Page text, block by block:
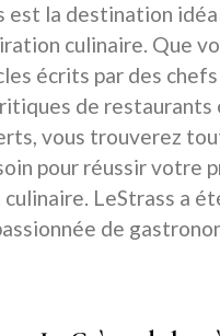
est la destination
culinaire. Que
écrits par des
de restaurants
vous trouverez
pour réussir votre
LeStrass a
de